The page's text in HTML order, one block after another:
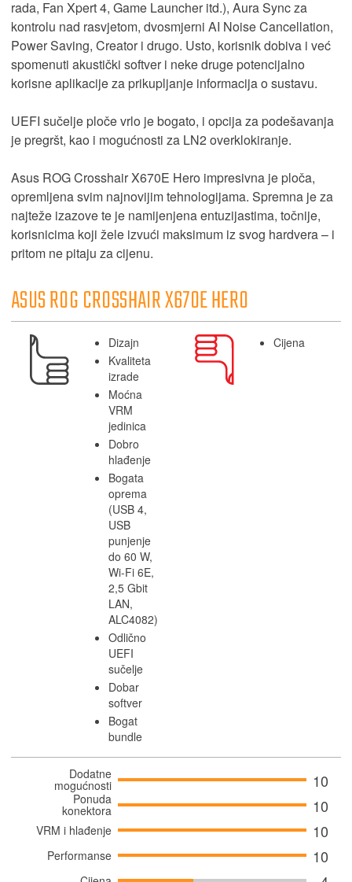
rada, Fan Xpert 4, Game Launcher itd.), Aura Sync za
kontrolu nad rasvjetom, dvosmjerni AI Noise Cancellation,
Power Saving, Creator i drugo. Usto, korisnik dobiva i već
spomenuti akustički softver i neke druge potencijalno
korisne aplikacije za prikupljanje informacija o sustavu.
UEFI sučelje ploče vrlo je bogato, i opcija za podešavanja
je pregršt, kao i mogućnosti za LN2 overklokiranje.
Asus ROG Crosshair X670E Hero impresivna je ploča,
opremljena svim najnovijim tehnologijama. Spremna je za
najteže izazove te je namijenjena entuzijastima, točnije,
korisnicima koji žele izvući maksimum iz svog hardvera – i
pritom ne pitaju za cijenu.
ASUS ROG CROSSHAIR X670E HERO
Dizajn
Kvaliteta
izrade
Moćna
VRM
jedinica
Dobro
hlađenje
Bogata
oprema
(USB 4,
USB
punjenje
do 60 W,
Wi-Fi 6E,
2,5 Gbit
LAN,
ALC4082)
Odlično
UEFI
sučelje
Dobar
softver
Bogat
bundle
Cijena
Dodatne
mogućnosti 10
Ponuda
konektora 10
VRM i hlađenje 10
Performanse 10